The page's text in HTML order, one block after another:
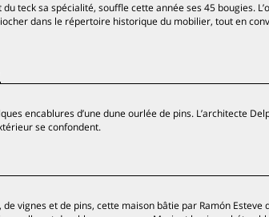
teck sa spécialité, souffle cette année ses 45 bougies.
dans le répertoire historique du mobilier, tout en
encablures d’une dune ourlée de pins. L’architecte
se confondent.
vignes et de pins, cette maison bâtie par Ramón Esteve